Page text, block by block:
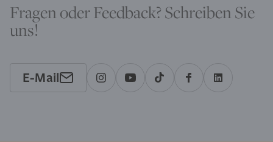
Fragen oder Feedback? Schreiben Sie
uns!
E-Mail